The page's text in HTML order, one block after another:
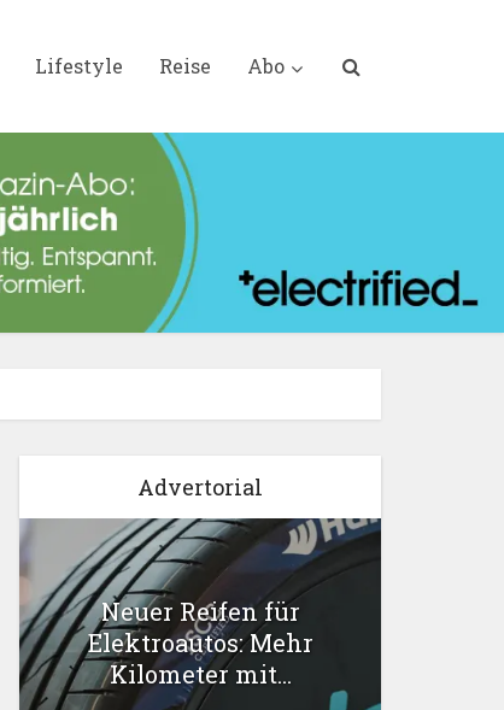
Lifestyle Reise Abo
Advertorial
Neuer Reifen für
Elektroautos: Mehr
Kilometer mit...